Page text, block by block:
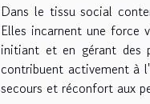
Dans le tissu social
Elles incarnent une force
initiant et en gérant des
contribuent activement à
secours et réconfort aux